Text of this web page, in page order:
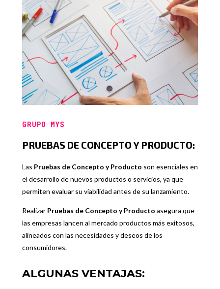
GRUPO MYS
PRUEBAS DE CONCEPTO Y PRODUCTO:
Las Pruebas de Concepto y Producto son esenciales en
el desarrollo de nuevos productos o servicios, ya que
permiten evaluar su viabilidad antes de su lanzamiento.
Realizar Pruebas de Concepto y Producto asegura que
las empresas lancen al mercado productos más exitosos,
alineados con las necesidades y deseos de los
consumidores.
ALGUNAS VENTAJAS: